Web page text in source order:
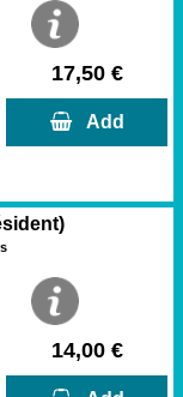
17,50 €
Add
14,00 €